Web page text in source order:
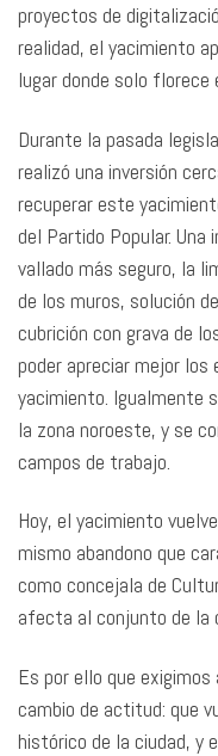
proyectos de
realidad, el yacimiento
lugar donde solo florece
Durante la pasada
realizó una inversión
recuperar este
del Partido Popular. Una
vallado más seguro, la
de los muros, solución
cubrición con grava de
poder apreciar mejor
yacimiento. Igualmente
la zona noroeste, y se
campos de trabajo.
Hoy, el yacimiento
mismo abandono que
como concejala de
afecta al conjunto de la
Es por ello que
cambio de actitud: que
histórico de la ciudad, y